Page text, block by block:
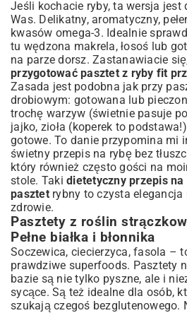
Jeśli kochacie ryby, ta wersja jest
Was. Delikatny, aromatyczny,
kwasów omega-3. Idealnie
tu wędzona makrela, łosoś lub
na parze dorsz. Zastanawiacie
przygotować pasztet z ryby fit
Zasada jest podobna jak przy
drobiowym: gotowana lub
trochę warzyw (świetnie pasuje
jajko, zioła (koperek to
gotowe. To danie przypomina mi
świetny przepis na rybę bez
który również często gości na
stole. Taki dietetyczny przepis na
pasztetrybny to czysta elegancja
zdrowie.
Pasztety z roślin
Pełne białka i błonnika
Soczewica, ciecierzyca, fasola –
prawdziwe superfoods. Pasztety
bazie są nie tylko pyszne, ale i
sycące. Są też idealne dla osób,
szukają czegoś bezglutenowego.